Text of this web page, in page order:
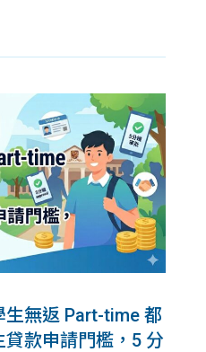
生無返 Part-time 都
款申請門檻，5 分